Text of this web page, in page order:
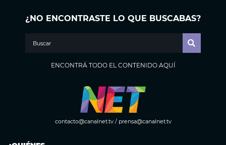
¿NO ENCONTRASTE LO QUE BUSCABAS?
ENCONTRÁ TODO EL CONTENIDO AQUÍ
contacto@canalnet.tv/ prensa@canalnet.tv